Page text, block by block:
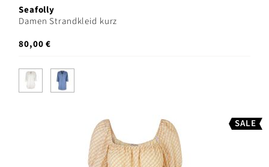
Seafolly
Damen Strandkleid kurz
80,00 €
SALE